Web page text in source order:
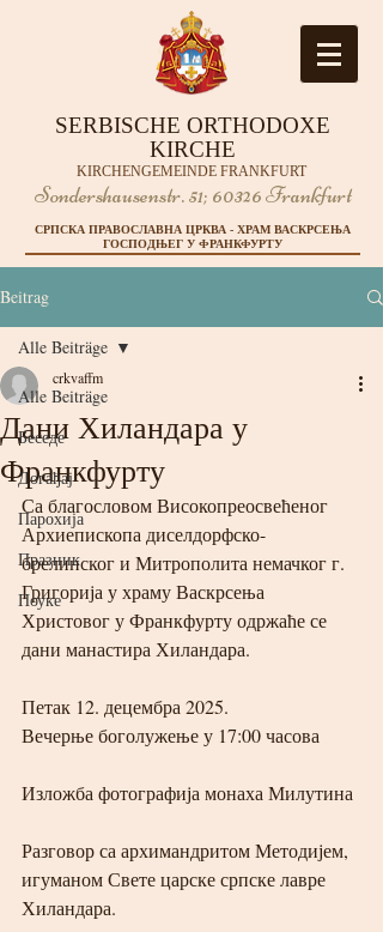
SERBISCHE ORTHODOXE
KIRCHE
KIRCHENGEMEINDE FRANKFURT
Sondershausenstr. 51; 60326 Frankfurt
СРПСКА ПРАВОСЛАВНА ЦРКВА - ХРАМ ВАСКРСЕЊА
ГОСПОДЊЕГ У ФРАНКФУРТУ
Beitrag
Alle Beiträge
Беседе
Догађај
Парохија
Празник
Поуке
Alle Beiträge
Дани Хиландара у
Франкфурту
crkvaffm
Са благословом Високопреосвећеног
Архиепископа диселдорфско-
брелинског и Митрополита немачког г.
Григорија у храму Васкрсења
Христовог у Франкфурту одржаће се
дани манастира Хиландара.
Петак 12. децембра 2025.
Вечерње боголужење у 17:00 часова
Изложба фотографија монаха Милутина
Разговор са архимандритом Методијем,
игуманом Свете царске српске лавре
Хиландара.